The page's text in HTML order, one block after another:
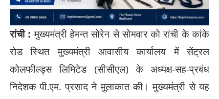
रांची : मुख्यमंत्री हेमन्त सोरेन से सोमवार को रांची के कांके
रोड स्थित मुख्यमंत्री आवासीय कार्यालय में सेंट्रल
कोलफील्ड्स लिमिटेड (सीसीएल) के अध्यक्ष-सह-प्रबंध
निदेशक पी.एम. प्रसाद ने मुलाकात की। मुख्यमंत्री से यह